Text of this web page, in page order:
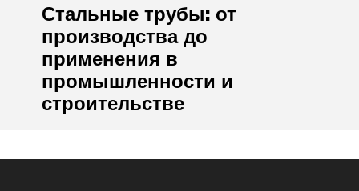
Стальные трубы: от
производства до
применения в
промышленности и
строительстве